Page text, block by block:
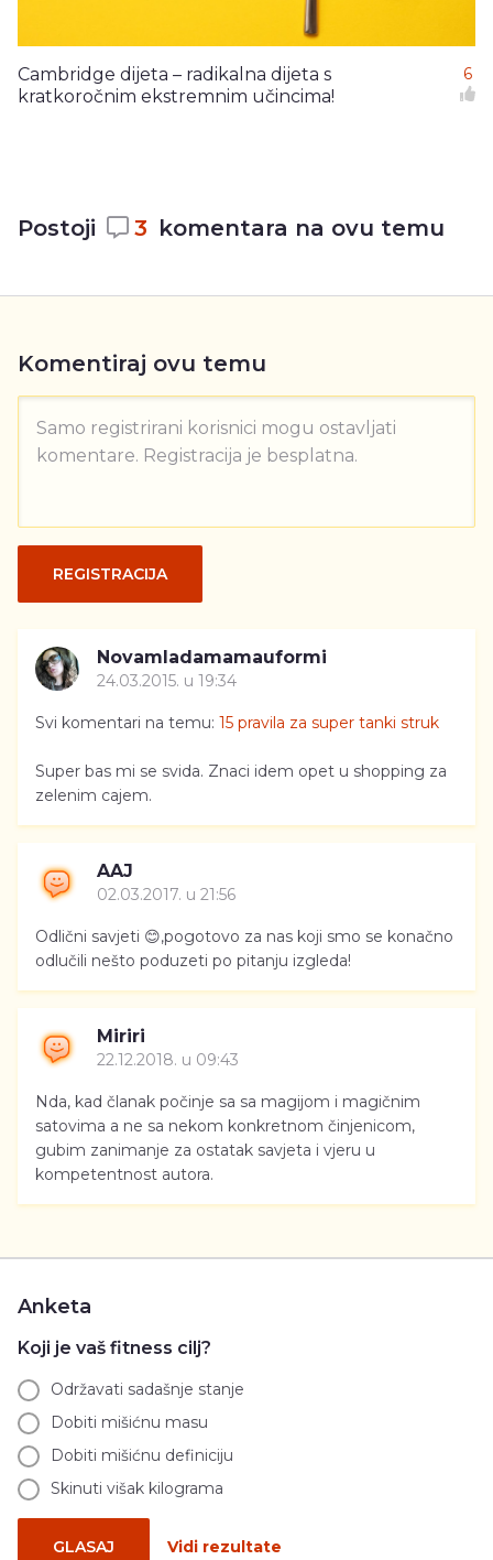
Cambridge dijeta – radikalna dijeta s
kratkoročnim ekstremnim učincima!
6
Postoji 3 komentara na ovu temu
Komentiraj ovu temu
Samo registrirani korisnici mogu ostavljati
komentare. Registracija je besplatna.
REGISTRACIJA
Novamladamamauformi
24.03.2015. u 19:34
Svi komentari na temu: 15 pravila za super tanki struk
Super bas mi se svida. Znaci idem opet u shopping za
zelenim cajem.
AAJ
02.03.2017. u 21:56
Odlični savjeti 😊,pogotovo za nas koji smo se konačno
odlučili nešto poduzeti po pitanju izgleda!
Miriri
22.12.2018. u 09:43
Nda, kad članak počinje sa sa magijom i magičnim
satovima a ne sa nekom konkretnom činjenicom,
gubim zanimanje za ostatak savjeta i vjeru u
kompetentnost autora.
Anketa
Koji je vaš fitness cilj?
Održavati sadašnje stanje
Dobiti mišićnu masu
Dobiti mišićnu definiciju
Skinuti višak kilograma
GLASAJ Vidi rezultate